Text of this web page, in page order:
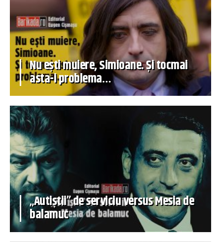
Nu ești muiere, Simioane. Și tocmai
asta-i problema…
„Autiștii” de serviciu versus Mesia de
balamuc